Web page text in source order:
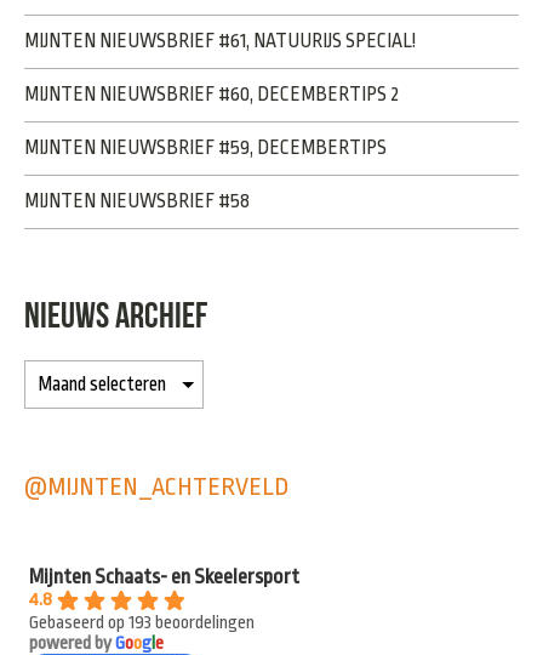
MIJNTEN NIEUWSBRIEF #61, NATUURIJS SPECIAL!
MIJNTEN NIEUWSBRIEF #60, DECEMBERTIPS 2
MIJNTEN NIEUWSBRIEF #59, DECEMBERTIPS
MIJNTEN NIEUWSBRIEF #58
NIEUWS ARCHIEF
@MIJNTEN_ACHTERVELD
Mijnten Schaats- en Skeelersport
4.8
Gebaseerd op 193 beoordelingen
powered byGooge